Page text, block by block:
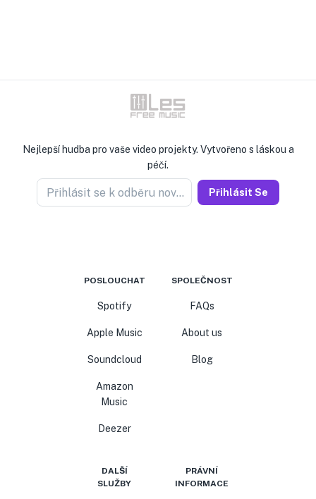
Nejlepší hudba pro vaše video projekty. Vytvořeno s láskou a
péčí.
Přihlásit se k odběru novinek Přihlásit Se
POSLOUCHAT
Spotify
Apple Music
Soundcloud
Amazon
Music
Deezer
SPOLEČNOST
FAQs
About us
Blog
DALŠÍ
SLUŽBY
PRÁVNÍ
INFORMACE